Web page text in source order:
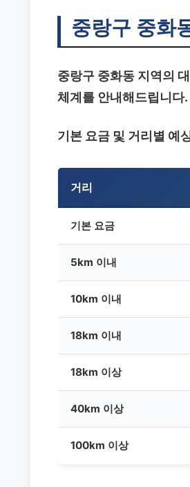
중랑구 중화
중랑구 중화동 지역의
체계를 안내해드립니다.
기본 요금 및 거리별 예
거리
기본 요금
5km 이내
10km 이내
18km 이내
18km 이상
40km 이상
100km 이상